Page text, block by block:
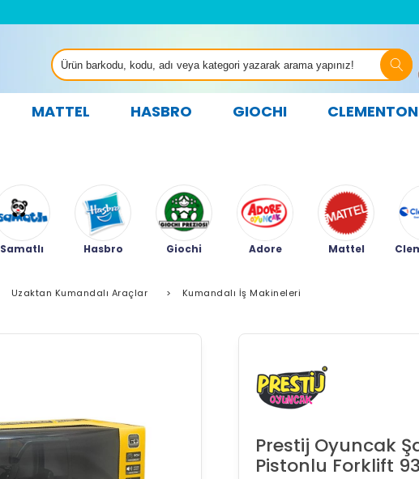
MATTEL HASBRO GIOCHI
Samatlı Hasbro Giochi Adore Mattel
Uzaktan Kumandalı Araçlar > Kumandalı İş Makineleri
Prestij Oyuncak
Pistonlu Forklift